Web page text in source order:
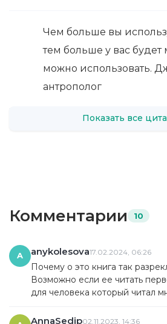
Чем больше вы
тем больше у вас будет
можно использовать.
антрополог
Показать все
Комментарии 10
A anykolesova17.02.2024, 06:26
Почему о это книга так
Возможно если ее читать
для человека который читал
AnnaSedip02.11.2023, 14:36